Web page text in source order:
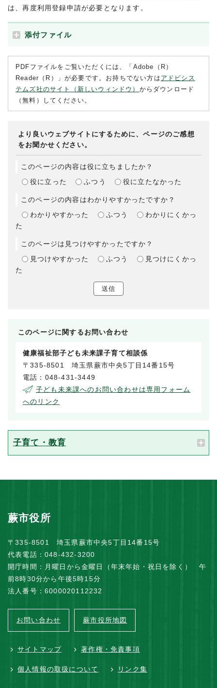
は、再度利用登録申請が必要となります。
添付ファイル
PDFファイルをご覧いただくには、「Adobe（R）
Reader（R）」が必要です。お持ちでない方は アドビシス
テムズ社のサイト（新しいウィンドウ） からダウンロード
（無料）してください。
より良いウェブサイトにするために、ページのご感想
をお聞かせください。
このページの内容は役に立ちましたか？
役に立った
ふつう 役に立たなかった
このページの内容はわかりやすかったですか？
わかりやすかった
ふつう
わかりにくかっ
た
このページは見つけやすかったですか？
見つけやすかった
ふつう
見つけにくかっ
た
送信
このページに関するお問い合わせ
健康福祉部子ども未来課子育て相談係
〒335-8501 埼玉県蕨市中央5丁目14番15号
電話：048-431-3449
子ども未来課へのお問い合わせは専用フォーム
へのリンク
子育て・教育
蕨市役所
〒335-8501 埼玉県蕨市中央5丁目14番15号
代表電話：048-432-3200
開庁時間：月曜日から金曜日（年末年始・祝日を除く） 午
前8時30分から午後5時15分
法人番号：6000020112232
お問い合わせ 蕨市役所地図
サイトマップ 著作権・免責事項
個人情報の取扱について リンク集